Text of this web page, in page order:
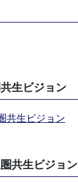
生ビジョン
共生ビジョン
共生ビジョン